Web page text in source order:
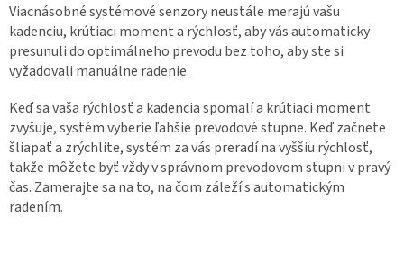
Viacnásobné systémové senzory neustále merajú vašu
kadenciu, krútiaci moment a rýchlosť, aby vás automaticky
presunuli do optimálneho prevodu bez toho, aby ste si
vyžadovali manuálne radenie.
Keď sa vaša rýchlosť a kadencia spomalí a krútiaci moment
zvyšuje, systém vyberie ľahšie prevodové stupne. Keď začnete
šliapať a zrýchlite, systém za vás preradí na vyššiu rýchlosť,
takže môžete byť vždy v správnom prevodovom stupni v pravý
čas. Zamerajte sa na to, na čom záleží s automatickým
radením.